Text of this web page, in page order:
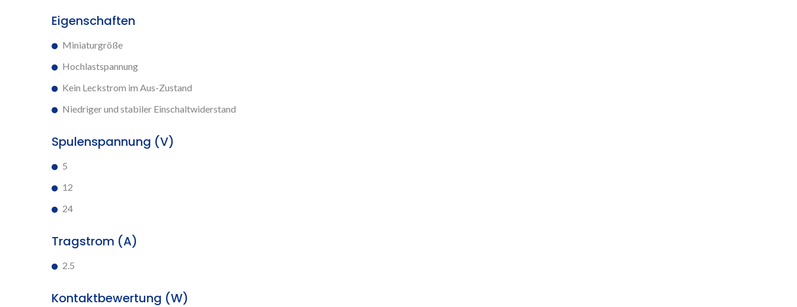
Eigenschaften
Miniaturgröße
Hochlastspannung
Kein Leckstrom im Aus-Zustand
Niedriger und stabiler Einschaltwiderstand
Spulenspannung (V)
5
12
24
Tragstrom (A)
2.5
Kontaktbewertung (W)